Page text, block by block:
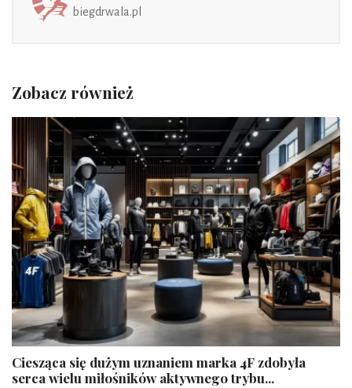
biegdrwala.pl
Zobacz również
Ciesząca się dużym uznaniem marka 4F zdobyła
serca wielu miłośników aktywnego trybu...